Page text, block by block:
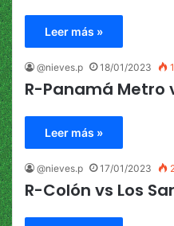
Leer más »
@nieves.p 18/01/2023
R-Panamá Metro
Leer más »
@nieves.p 17/01/2023
R-Colón vs Los